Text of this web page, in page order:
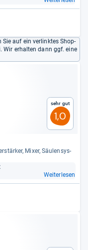
auf ein verlinktes Shop-
Wir erhalten dann ggf. eine
Sehr gut
1,0
Mixer, Säu­len­sys­
Weiterlesen